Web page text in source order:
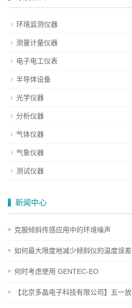
环境监测仪器
测量计量仪器
电子电工仪表
半导体设备
光学仪器
分析仪器
气体仪器
气象仪器
测试仪器
新闻中心
克服倾斜传感应用中的环境噪声
如何最大限度地减少倾斜仪的温度误差
何时考虑使用 GENTEC-EO
【北京多晶电子科技有限公司】五一放